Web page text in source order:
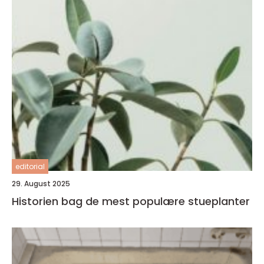
editorial
29. August 2025
Historien bag de mest populære stueplanter